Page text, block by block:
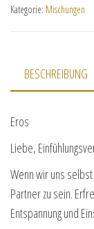
Kategorie: Mischungen
BESCHREIBUNG
Eros
Liebe,
Wenn wir uns
Partner zu sein.
Entspannung und